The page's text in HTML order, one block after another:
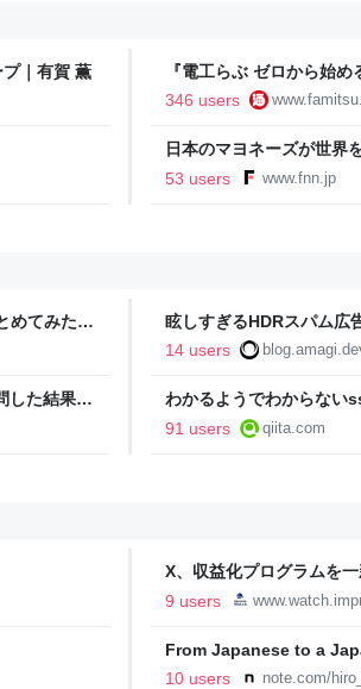
｜有賀 薫
『電工らぶ ゼロから始
インと勉強。青春しなが
に学べるノベルゲーム |
346 users
日本のマヨネーズが世
気の裏には卵黄のコク ア
53 users www.fnn.jp
めてみた -
眩しすぎるHDRスパム広
14 users
した結果、
か？」
わかるようでわからない
91 users
qiita.com
X、収益化プログラムを
9 users
From Japanese to a
ミッシング（SMSフィッ
10 users note.com/